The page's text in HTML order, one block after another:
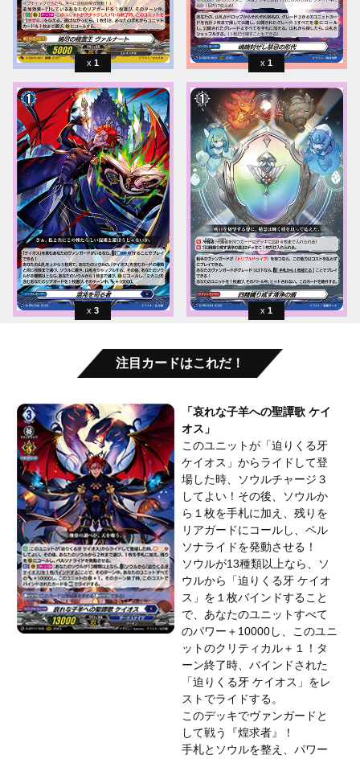
1 1
3 1
注目カードはこれだ！
「哀れな子羊への聖譚歌 ケイ
オス」
このユニットが「迫りくる牙
ケイオス」からライドして登
場した時、ソウルチャージ３
してよい！その後、ソウルか
ら１枚を手札に加え、残りを
リアガードにコールし、ペル
ソナライドを発動させる！
ソウルが13種類以上なら、ソ
ウルから「迫りくる牙 ケイオ
ス」を１枚バインドすること
で、あなたのユニットすべて
のパワー＋10000し、このユニ
ットのクリティカル＋１！タ
ーン終了時、バインドされた
「迫りくる牙 ケイオス」をレ
ストでライドする。
このデッキでヴァンガードと
して戦う『煌求者』！
手札とソウルを整え、パワー